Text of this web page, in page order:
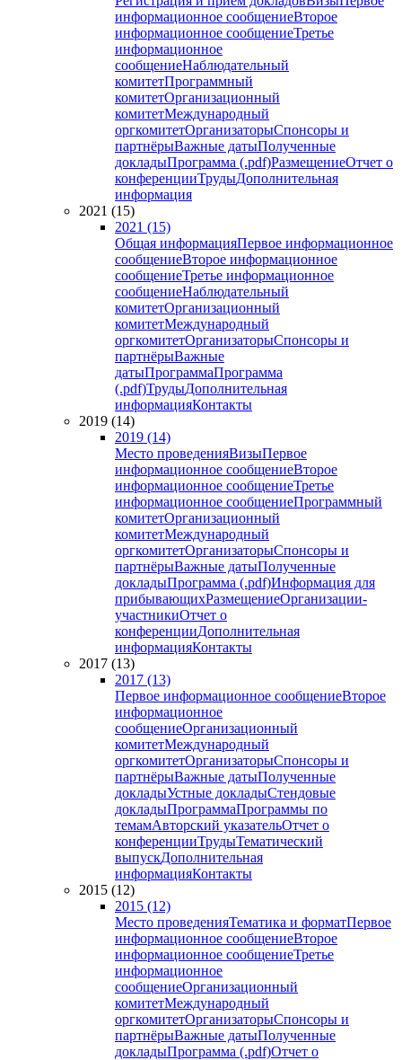
информационное сообщениеВторое
информационное сообщениеТретье
информационное
сообщениеНаблюдательный
комитетПрограммный
комитетОрганизационный
комитетМеждународный
оргкомитетОрганизаторыСпонсоры и
партнёрыВажные датыПолученные
докладыПрограмма (.pdf)РазмещениеОтчет о
конференцииТрудыДополнительная
информация
2021 (15)
2021 (15)
Общая информацияПервое информационное
сообщениеВторое информационное
сообщениеТретье информационное
сообщениеНаблюдательный
комитетОрганизационный
комитетМеждународный
оргкомитетОрганизаторыСпонсоры и
партнёрыВажные
датыПрограммаПрограмма
(.pdf)ТрудыДополнительная
информацияКонтакты
2019 (14)
2019 (14)
Место проведенияВизыПервое
информационное сообщениеВторое
информационное сообщениеТретье
информационное сообщениеПрограммный
комитетОрганизационный
комитетМеждународный
оргкомитетОрганизаторыСпонсоры и
партнёрыВажные датыПолученные
докладыПрограмма (.pdf)Информация для
прибывающихРазмещениеОрганизации-
участникиОтчет о
конференцииДополнительная
информацияКонтакты
2017 (13)
2017 (13)
Первое информационное сообщениеВторое
информационное
сообщениеОрганизационный
комитетМеждународный
оргкомитетОрганизаторыСпонсоры и
партнёрыВажные датыПолученные
докладыУстные докладыСтендовые
докладыПрограммаПрограммы по
темамАвторский указательОтчет о
конференцииТрудыТематический
выпускДополнительная
информацияКонтакты
2015 (12)
2015 (12)
Место проведенияТематика и форматПервое
информационное сообщениеВторое
информационное сообщениеТретье
информационное
сообщениеОрганизационный
комитетМеждународный
оргкомитетОрганизаторыСпонсоры и
партнёрыВажные датыПолученные
докладыПрограмма (.pdf)Отчет о